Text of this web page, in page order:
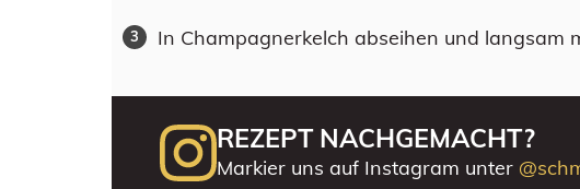
In Champagnerkelch abseihen und langsam
REZEPT NACHGEMACHT?
Markier uns auf Instagram unter